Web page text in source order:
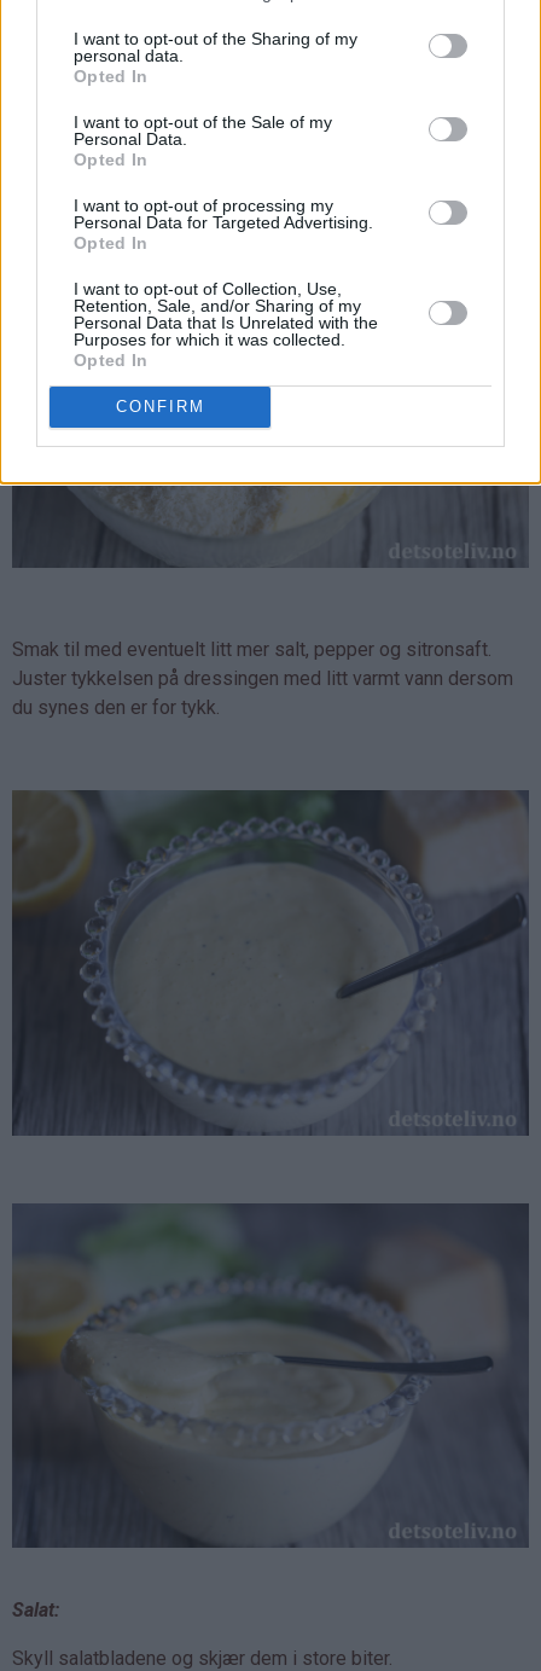
I want to opt-out of the Sharing of my
personal data.
Opted In
I want to opt-out of the Sale of my
Personal Data.
Opted In
I want to opt-out of processing my
Personal Data for Targeted Advertising.
Opted In
I want to opt-out of Collection, Use,
Retention, Sale, and/or Sharing of my
Personal Data that Is Unrelated with the
Purposes for which it was collected.
Opted In
CONFIRM
Ha majonesen over i en skål. Tilsett finrevet parmesan.
Smak til med eventuelt litt mer salt, pepper og sitronsaft.
Juster tykkelsen på dressingen med litt varmt vann dersom
du synes den er for tykk.
Salat:
Skyll salatbladene og skjær dem i store biter.